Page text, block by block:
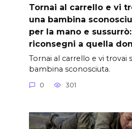
Tornai al carrello e vi
una bambina
per la mano e
riconsegni a quella
Tornai al carrello e vi trovai
bambina sconosciuta.
0 301